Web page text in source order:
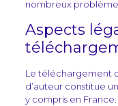
nombreux
Aspects
Le téléchargement
d’auteur constitue
y compris en